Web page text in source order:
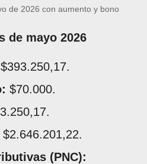
de 2026 con aumento y bono
de mayo 2026
$393.250,17.
$70.000.
$2.646.201,22.
(PNC):